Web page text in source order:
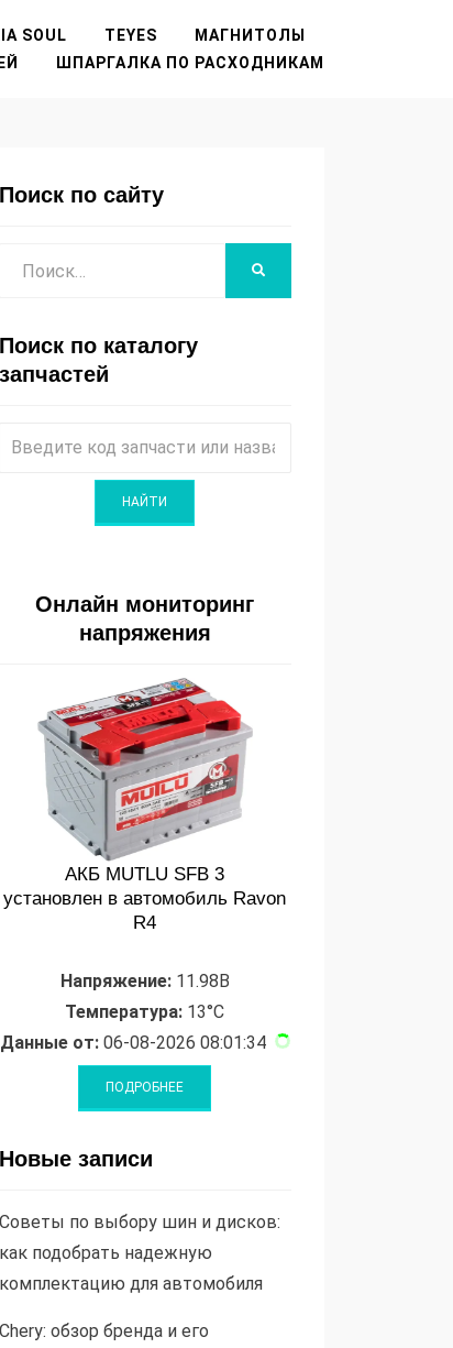
SOUL TEYES
МАГНИТОЛЫ
ШПАРГАЛКА ПО РАСХОДНИКАМ
Поиск по сайту
Поиск по каталогу
запчастей
Онлайн мониторинг
напряжения
АКБ MUTLU SFB 3
установлен в автомобиль Ravon
R4
Напряжение:11.98В
Температура: 13°C
Данные от:06-08-2026 08:01:34
Новые записи
Советы по выбору шин и дисков:
как подобрать надежную
комплектацию для автомобиля
Chery: обзор бренда и его